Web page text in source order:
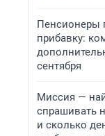
Пенсионеры
прибавку:
сентября
Миссия —
спрашивать
и сколько